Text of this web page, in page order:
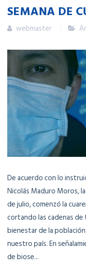
SEMANA DE
webmaster
De acuerdo con lo
Nicolás Maduro Moros,
de julio, comenzó la
cortando las cadenas
bienestar de la
nuestro país. En
de biose...